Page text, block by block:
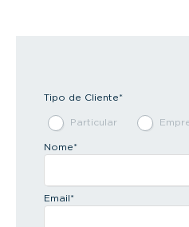
Tipo de Cliente*
Particular
Nome*
Email*